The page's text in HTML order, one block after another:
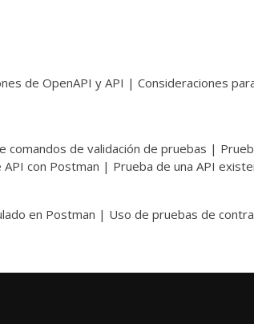
de OpenAPI y API | Consideraciones
comandos de validación de pruebas |
con Postman | Prueba de una API
en Postman | Uso de pruebas de